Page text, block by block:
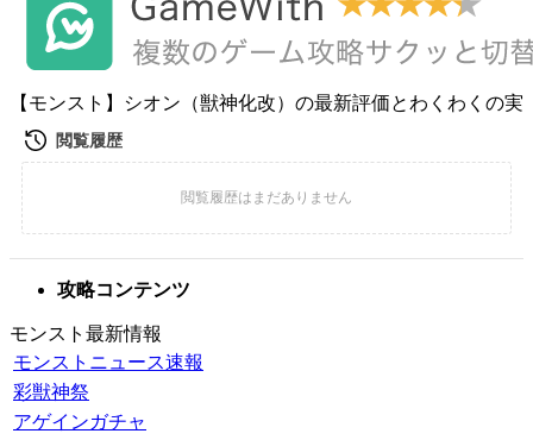
【モンスト】シオン（獣神化改）の最新評価とわくわくの実
攻略コンテンツ
モンスト最新情報
モンストニュース速報
彩獣神祭
アゲインガチャ